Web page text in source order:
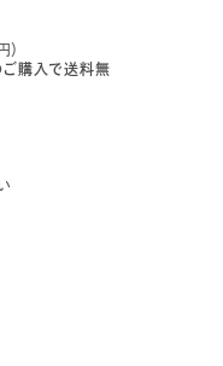
購入で送料無